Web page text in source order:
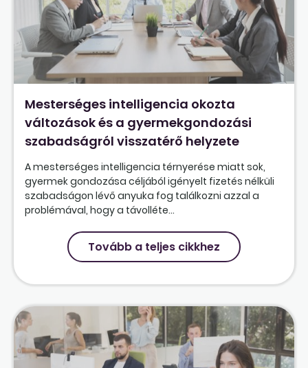
Mesterséges intelligencia okozta
változások és a gyermekgondozási
szabadságról visszatérő helyzete
A mesterséges intelligencia térnyerése miatt sok,
gyermek gondozása céljából igényelt fizetés nélküli
szabadságon lévő anyuka fog találkozni azzal a
problémával, hogy a távolléte...
Tovább a teljes cikkhez